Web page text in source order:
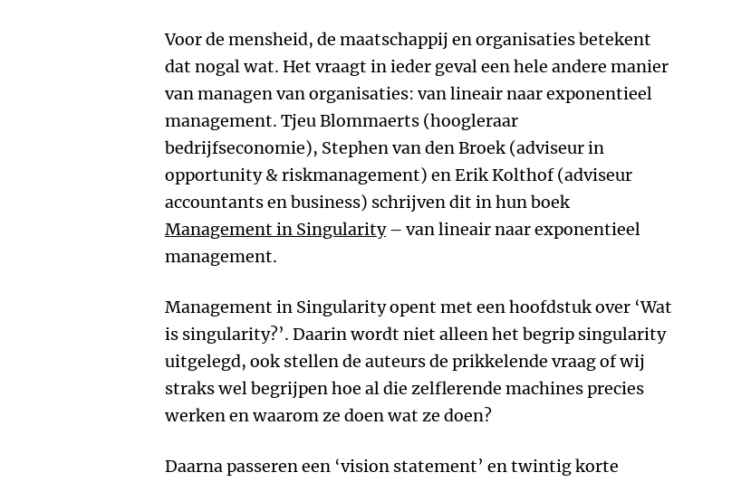
Voor de mensheid, de maatschappij en organisaties betekent
dat nogal wat. Het vraagt in ieder geval een hele andere manier
van managen van organisaties: van lineair naar exponentieel
management. Tjeu Blommaerts (hoogleraar
bedrijfseconomie), Stephen van den Broek (adviseur in
opportunity & riskmanagement) en Erik Kolthof (adviseur
accountants en business) schrijven dit in hun boek
Management in Singularity– van lineair naar exponentieel
management.
Management in Singularity opent met een hoofdstuk over ‘Wat
is singularity?’. Daarin wordt niet alleen het begrip singularity
uitgelegd, ook stellen de auteurs de prikkelende vraag of wij
straks wel begrijpen hoe al die zelflerende machines precies
werken en waarom ze doen wat ze doen?
Daarna passeren een ‘vision statement’ en twintig korte